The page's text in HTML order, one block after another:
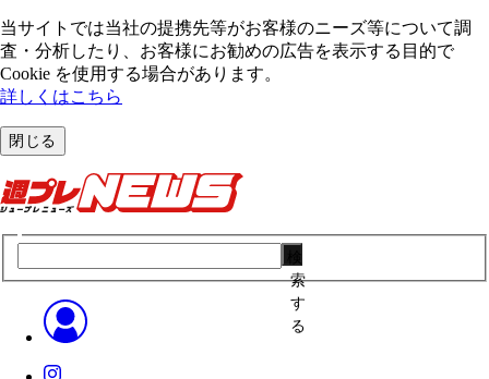
当サイトでは当社の提携先等がお客様のニーズ等について調
査・分析したり、お客様にお勧めの広告を表⽰する⽬的で
Cookie を使⽤する場合があります。
詳しくはこちら
閉じる
索
す
る